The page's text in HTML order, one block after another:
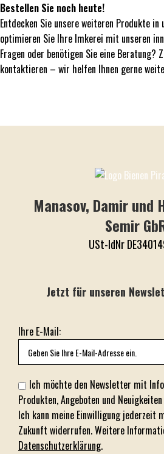
Bestellen Sie noch heute!
Entdecken Sie unsere weiteren Produkte in
optimieren Sie Ihre Imkerei mit unseren
Fragen oder benötigen Sie eine Beratung?
kontaktieren – wir helfen Ihnen gerne
Manasov, Damir und
Semir
USt-IdNr
Jetzt für unseren
Ihre E-Mail:
Ich möchte den Newsletter mit
Produkten, Angeboten und
Ich kann meine Einwilligung jederzeit
Zukunft widerrufen. Weitere
Datenschutzerklärung.